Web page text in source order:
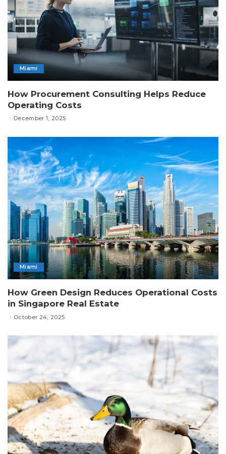
Miami
How Procurement Consulting Helps Reduce
Operating Costs
December 1, 2025
Miami
How Green Design Reduces Operational Costs
in Singapore Real Estate
October 24, 2025